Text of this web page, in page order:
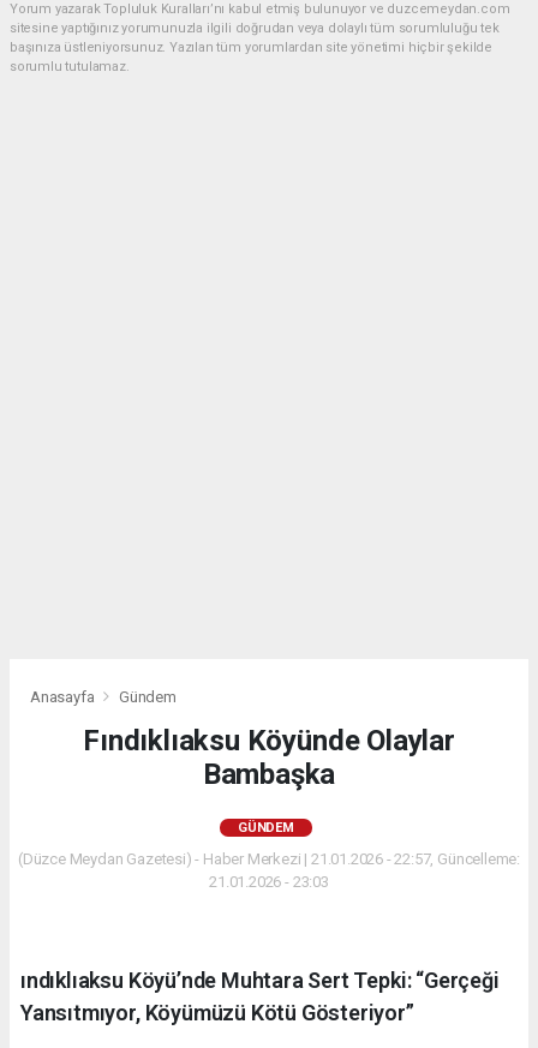
Yorum yazarak Topluluk Kuralları’nı kabul etmiş bulunuyor ve duzcemeydan.com
sitesine yaptığınız yorumunuzla ilgili doğrudan veya dolaylı tüm sorumluluğu tek
başınıza üstleniyorsunuz. Yazılan tüm yorumlardan site yönetimi hiçbir şekilde
sorumlu tutulamaz.
Anasayfa Gündem
Fındıklıaksu Köyünde Olaylar
Bambaşka
GÜNDEM
(Düzce Meydan Gazetesi) - Haber Merkezi | 21.01.2026 - 22:57, Güncelleme:
21.01.2026 - 23:03
ındıklıaksu Köyü’nde Muhtara Sert Tepki: “Gerçeği
Yansıtmıyor, Köyümüzü Kötü Gösteriyor”